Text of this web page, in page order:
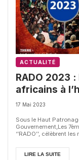
ACTUALITÉ
RADO 2023
africains à
17 Mai 2023
Sous le Haut
Gouvernement,Les
‘’RADO’’, célèbrent
LIRE LA SUITE